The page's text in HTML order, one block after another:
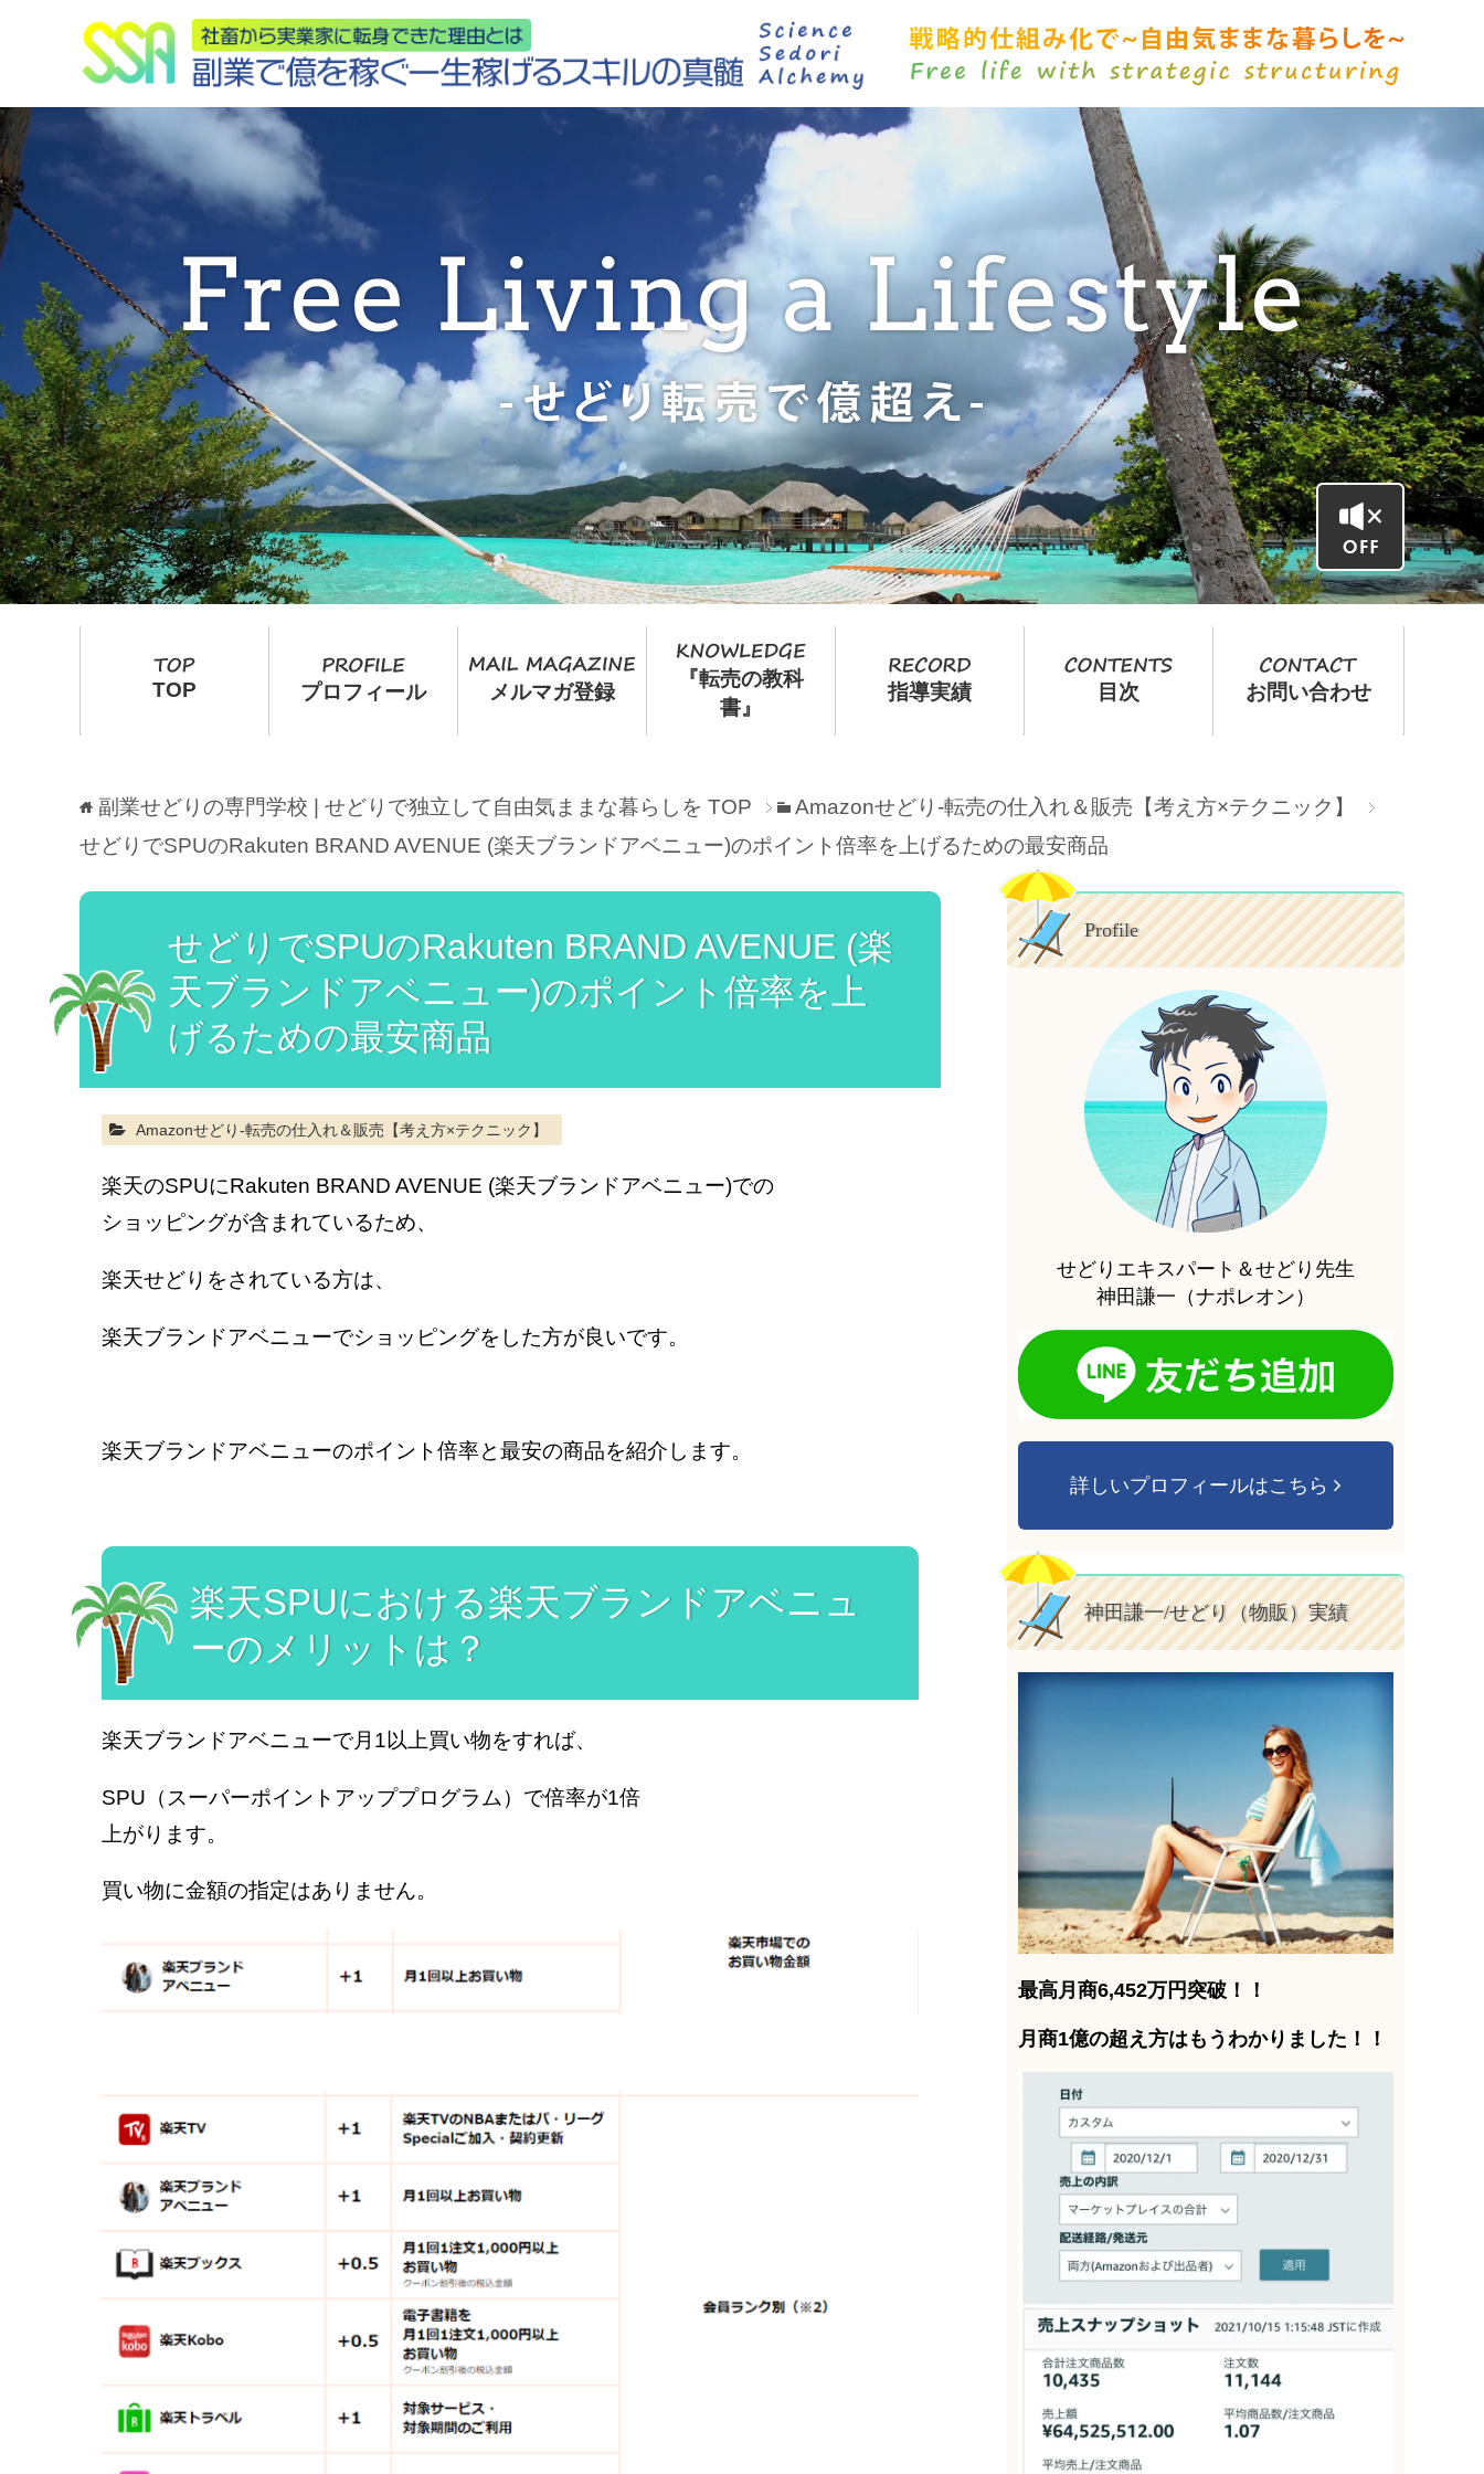
TOP プロフィール メルマガ登録
『転売の教科
書』
指導実績 目次 お問い合わせ
副業せどりの専門学校 | せどりで独立して自由気ままな暮らしを TOP
Amazonせどり-転売の仕入れ＆販売【考え方×テクニック】
せどりでSPUのRakuten BRAND AVENUE (楽天ブランドアベニュー)のポイント倍率を上げるための最安商品
せどりでSPUのRakuten BRAND AVENUE (楽
天ブランドアベニュー)のポイント倍率を上
げるための最安商品
Amazonせどり-転売の仕入れ＆販売【考え方×テクニック】
楽天のSPUにRakuten BRAND AVENUE (楽天ブランドアベニュー)での
ショッピングが含まれているため、
楽天せどりをされている方は、
楽天ブランドアベニューでショッピングをした方が良いです。
楽天ブランドアベニューのポイント倍率と最安の商品を紹介します。
楽天SPUにおける楽天ブランドアベニュ
ーのメリットは？
楽天ブランドアベニューで月1以上買い物をすれば、
SPU（スーパーポイントアッププログラム）で倍率が1倍
上がります。
買い物に金額の指定はありません。
Profile
せどりエキスパート＆せどり先生
神田謙一（ナポレオン）
詳しいプロフィールはこちら
神田謙一/せどり（物販）実績
最高月商6,452万円突破！！
月商1億の超え方はもうわかりました！！